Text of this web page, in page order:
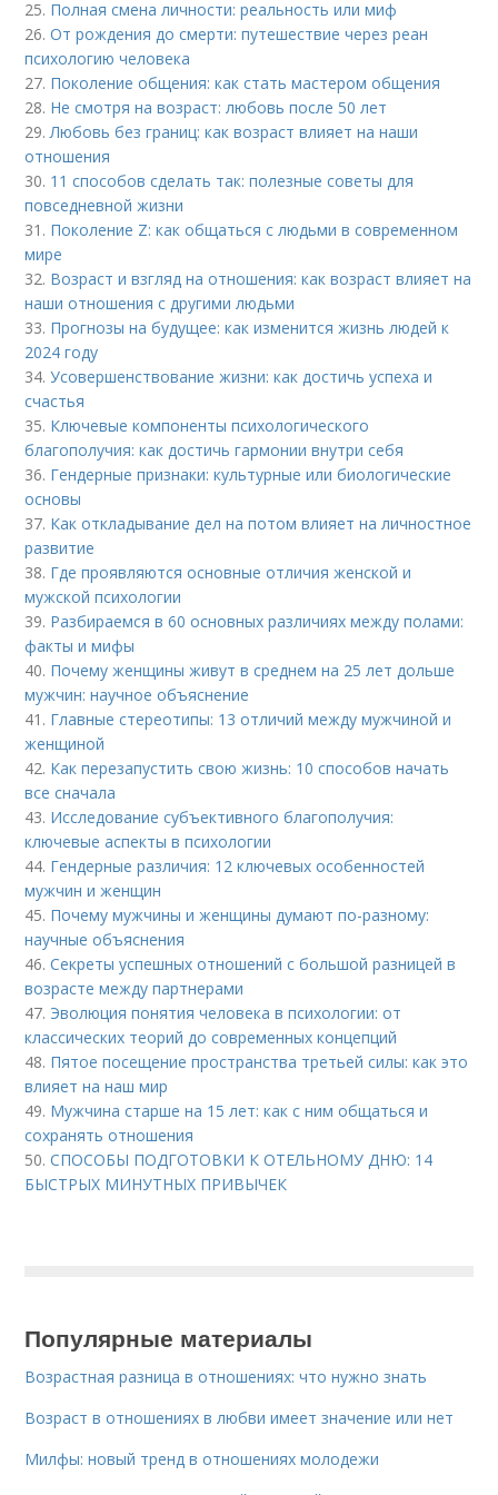
25. Полная смена личности: реальность или миф
26.От рождения до смерти: путешествие через реан
психологию человека
27. Поколение общения: как стать мастером общения
28. Не смотря на возраст: любовь после 50 лет
29.Любовь без границ: как возраст влияет на наши
отношения
30. 11 способов сделать так: полезные советы для
повседневной жизни
31. Поколение Z: как общаться с людьми в современном
мире
32. Возраст и взгляд на отношения: как возраст влияет на
наши отношения с другими людьми
33. Прогнозы на будущее: как изменится жизнь людей к
2024 году
34.Усовершенствование жизни: как достичь успеха и
счастья
35. Ключевые компоненты психологического
благополучия: как достичь гармонии внутри себя
36. Гендерные признаки: культурные или биологические
основы
37. Как откладывание дел на потом влияет на личностное
развитие
38. Где проявляются основные отличия женской и
мужской психологии
39. Разбираемся в 60 основных различиях между полами:
факты и мифы
40. Почему женщины живут в среднем на 25 лет дольше
мужчин: научное объяснение
41. Главные стереотипы: 13 отличий между мужчиной и
женщиной
42. Как перезапустить свою жизнь: 10 способов начать
все сначала
43. Исследование субъективного благополучия:
ключевые аспекты в психологии
44. Гендерные различия: 12 ключевых особенностей
мужчин и женщин
45. Почему мужчины и женщины думают по-разному:
научные объяснения
46.Секреты успешных отношений с большой разницей в
возрасте между партнерами
47. Эволюция понятия человека в психологии: от
классических теорий до современных концепций
48. Пятое посещение пространства третьей силы: как это
влияет на наш мир
49. Мужчина старше на 15 лет: как с ним общаться и
сохранять отношения
50.СПОСОБЫ ПОДГОТОВКИ К ОТЕЛЬНОМУ ДНЮ: 14
БЫСТРЫХ МИНУТНЫХ ПРИВЫЧЕК
Популярные материалы
Возрастная разница в отношениях: что нужно знать
Возраст в отношениях в любви имеет значение или нет
Милфы: новый тренд в отношениях молодежи